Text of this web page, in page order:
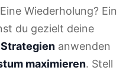
Wiederholung? Ein
du gezielt deine
anwenden
maximieren. Stell